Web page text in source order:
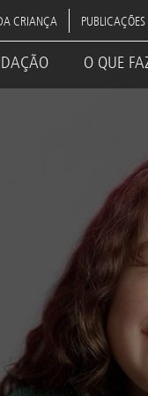
CRIANÇA PUBLICAÇÕES
O QUE